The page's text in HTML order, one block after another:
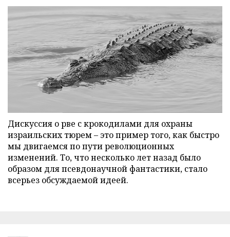
Дискуссия о рве с крокодилами для охраны
израильских тюрем – это пример того, как быстро
мы двигаемся по пути революционных
изменений. То, что несколько лет назад было
образом для псевдонаучной фантастики, стало
всерьез обсуждаемой идеей.